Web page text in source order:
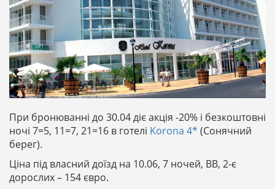
При бронюванні до 30.04 діє акція -20% і безкоштовні
ночі 7=5, 11=7, 21=16 в готелі Korona 4* (Сонячний
берег).
Ціна під власний доїзд на 10.06, 7 ночей, BB, 2-є
дорослих – 154 євро.